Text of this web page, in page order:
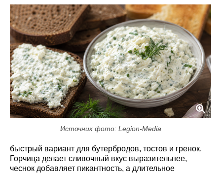
Источник фото: Legion-Media
быстрый вариант для бутербродов, тостов и гренок.
Горчица делает сливочный вкус выразительнее,
чеснок добавляет пикантность, а длительное